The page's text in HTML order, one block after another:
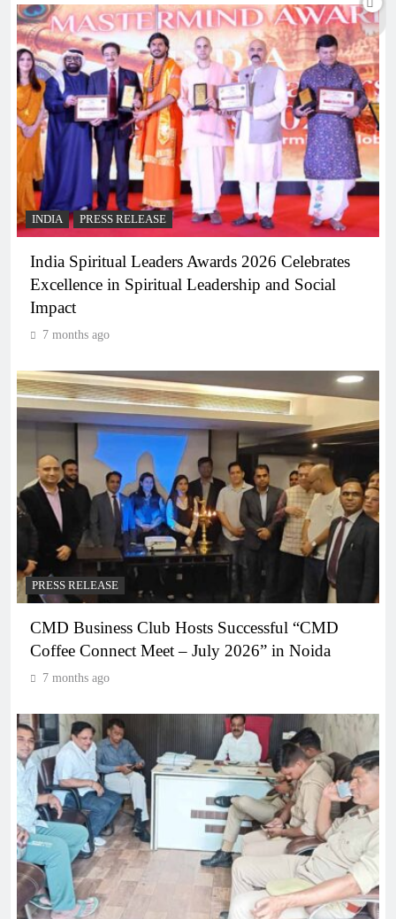
INDIA PRESS RELEASE
India Spiritual Leaders Awards 2026 Celebrates
Excellence in Spiritual Leadership and Social
Impact
7 months ago
PRESS RELEASE
CMD Business Club Hosts Successful “CMD
Coffee Connect Meet – July 2026” in Noida
7 months ago